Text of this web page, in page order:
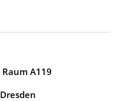
Raum A119